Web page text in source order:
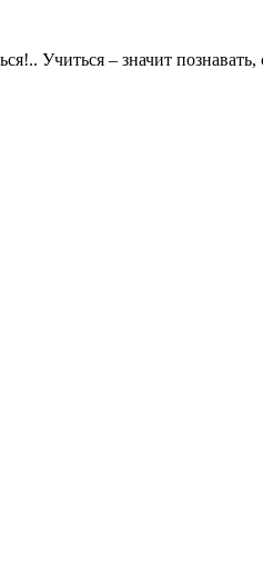
Учиться – значит познавать,